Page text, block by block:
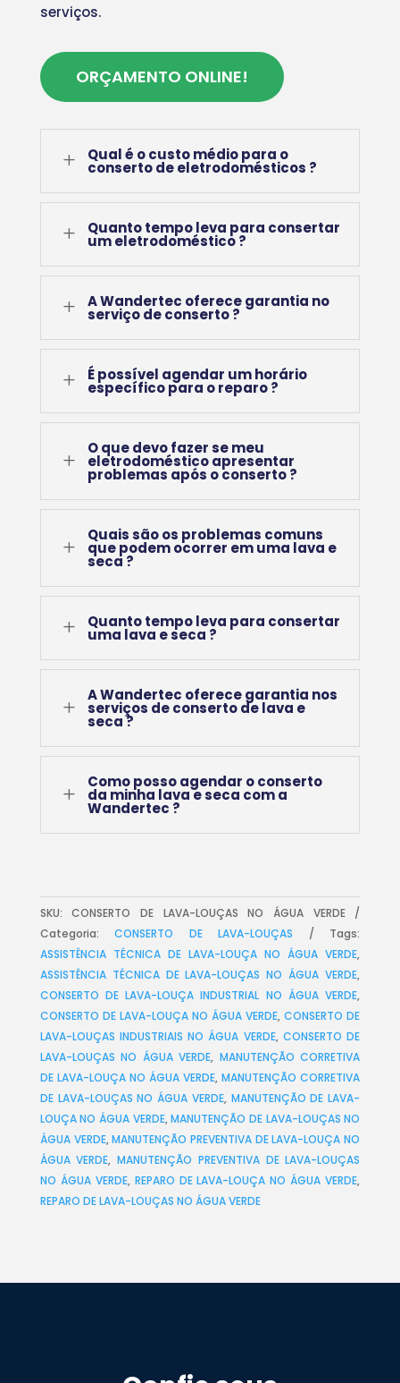
serviços.
ORÇAMENTO ONLINE!
L Qual é o custo médio para o
conserto de eletrodomésticos ?
L Quanto tempo leva para consertar
um eletrodoméstico ?
L A Wandertec oferece garantia no
serviço de conserto ?
L É possível agendar um horário
específico para o reparo ?
L
O que devo fazer se meu
eletrodoméstico apresentar
problemas após o conserto ?
L
Quais são os problemas comuns
que podem ocorrer em uma lava e
seca ?
L Quanto tempo leva para consertar
uma lava e seca ?
L
A Wandertec oferece garantia nos
serviços de conserto de lava e
seca ?
L
Como posso agendar o conserto
da minha lava e seca com a
Wandertec ?
SKU:CONSERTO DE LAVA-LOUÇAS NO ÁGUA VERDE
Categoria:CONSERTO DE LAVA-LOUÇAS
Tags:
ASSISTÊNCIA TÉCNICA DE LAVA-LOUÇA NO ÁGUA VERDE,
ASSISTÊNCIA TÉCNICA DE LAVA-LOUÇAS NO ÁGUA VERDE,
CONSERTO DE LAVA-LOUÇA INDUSTRIAL NO ÁGUA VERDE,
CONSERTO DE LAVA-LOUÇA NO ÁGUA VERDE,CONSERTO DE
LAVA-LOUÇAS INDUSTRIAIS NO ÁGUA VERDE, CONSERTO DE
LAVA-LOUÇAS NO ÁGUA VERDE, MANUTENÇÃO CORRETIVA
DE LAVA-LOUÇA NO ÁGUA VERDE,MANUTENÇÃO CORRETIVA
DE LAVA-LOUÇAS NO ÁGUA VERDE, MANUTENÇÃO DE LAVA-
LOUÇA NO ÁGUA VERDE,MANUTENÇÃO DE LAVA-LOUÇAS NO
ÁGUA VERDE,MANUTENÇÃO PREVENTIVA DE LAVA-LOUÇA NO
ÁGUA VERDE,MANUTENÇÃO PREVENTIVA DE LAVA-LOUÇAS
NO ÁGUA VERDE, REPARO DE LAVA-LOUÇA NO ÁGUA VERDE,
REPARO DE LAVA-LOUÇAS NO ÁGUA VERDE